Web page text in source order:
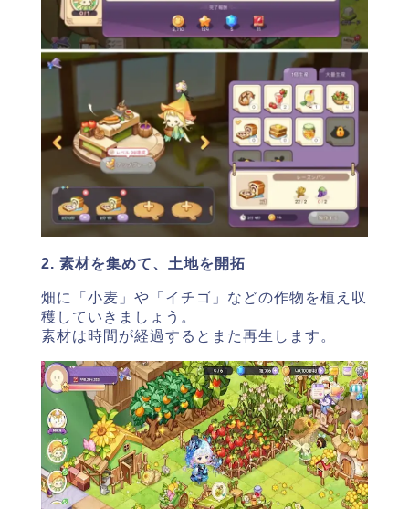
2. 素材を集めて、土地を開拓
畑に「小麦」や「イチゴ」などの作物を植え収
穫していきましょう。
素材は時間が経過するとまた再生します。